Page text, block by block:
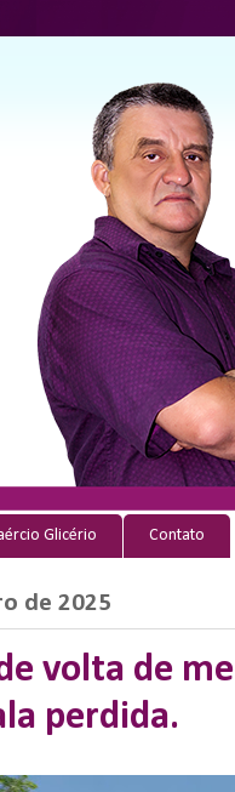
Glicério Contato
de 2025
volta de
perdida.